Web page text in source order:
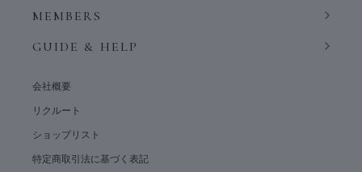
MEMBERS
GUIDE & HELP
会社概要
リクルート
ショップリスト
特定商取引法に基づく表記